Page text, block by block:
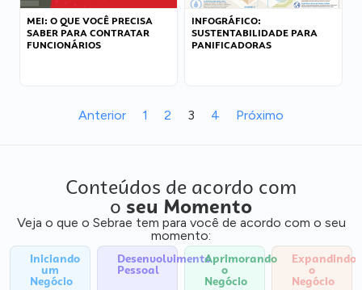
MEI: O QUE VOCÊ PRECISA
SABER PARA CONTRATAR
FUNCIONÁRIOS
INFOGRÁFICO:
SUSTENTABILIDADE PARA
PANIFICADORAS
Anterior 1 2 3 4 Próximo
Conteúdos de acordo com
o seu Momento
Veja o que o Sebrae tem para você de acordo com o seu
momento:
Iniciando
um
Negócio
Desenvolvimento
Pessoal
Aprimorando
o
Negócio
Expandindo
o
Negócio